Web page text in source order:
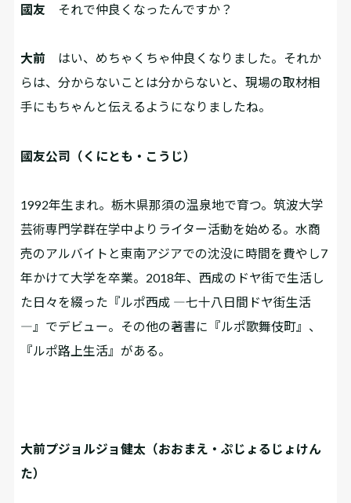
國友 それで仲良くなったんですか？
大前 はい、めちゃくちゃ仲良くなりました。それか
らは、分からないことは分からないと、現場の取材相
手にもちゃんと伝えるようになりましたね。
國友公司（くにとも・こうじ）
1992年生まれ。栃木県那須の温泉地で育つ。筑波大学
芸術専門学群在学中よりライター活動を始める。水商
売のアルバイトと東南アジアでの沈没に時間を費やし7
年かけて大学を卒業。2018年、西成のドヤ街で生活し
た日々を綴った『ルポ西成 ―七十八日間ドヤ街生活
―』でデビュー。その他の著書に『ルポ歌舞伎町』、
『ルポ路上生活』がある。
大前プジョルジョ健太（おおまえ・ぷじょるじょけん
た）